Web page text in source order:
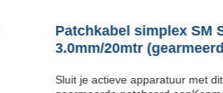
Patchkabel simplex SM
3.0mm/20mtr
Sluit je actieve apparatuur met dit